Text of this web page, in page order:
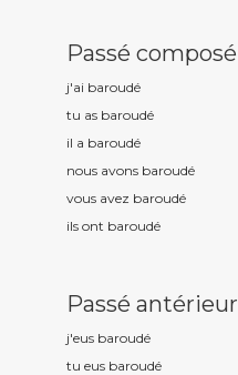
Passé composé
j'ai baroudé
tu as baroudé
il a baroudé
nous avons baroudé
vous avez baroudé
ils ont baroudé
Passé antérieur
j'eus baroudé
tu eus baroudé